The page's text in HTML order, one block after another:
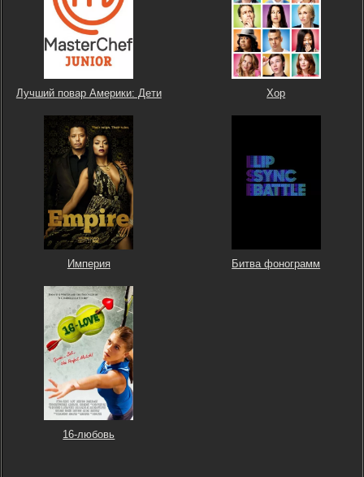
Лучший повар Америки: Дети Хор
Империя Битва фонограмм
16-любовь